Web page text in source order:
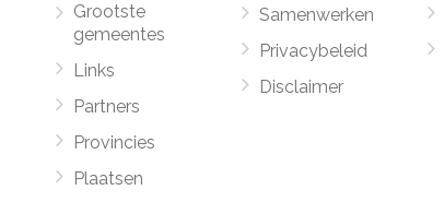
Grootste
gemeentes
Links
Partners
Provincies
Plaatsen
Samenwerken
Privacybeleid
Disclaimer